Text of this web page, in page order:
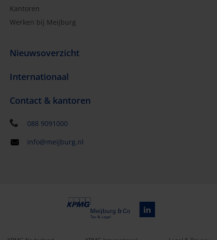
Kantoren
Werken bij Meijburg
Nieuwsoverzicht
Internationaal
Contact & kantoren
088 9091000
info@meijburg.nl